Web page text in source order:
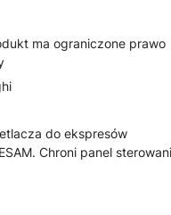
ma ograniczone prawo
do ekspresów
Chroni panel